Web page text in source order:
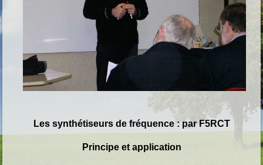
Les synthétiseurs de fréquence : par F5RCT
Principe et application